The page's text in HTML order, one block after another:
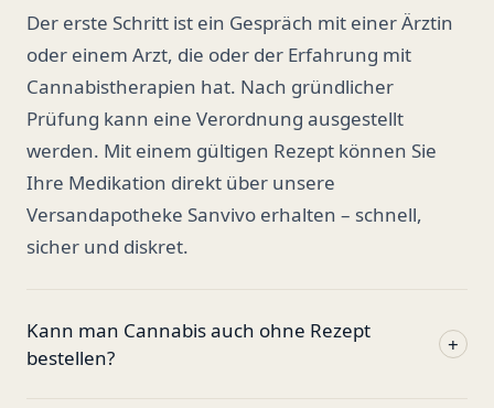
Der erste Schritt ist ein Gespräch mit einer Ärztin
oder einem Arzt, die oder der Erfahrung mit
Cannabistherapien hat. Nach gründlicher
Prüfung kann eine Verordnung ausgestellt
werden. Mit einem gültigen Rezept können Sie
Ihre Medikation direkt über unsere
Versandapotheke Sanvivo erhalten – schnell,
sicher und diskret.
Kann man Cannabis auch ohne Rezept
bestellen?
+